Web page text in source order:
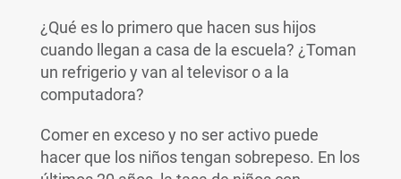
¿Qué es lo primero que hacen sus hijos
cuando llegan a casa de la escuela? ¿Toman
un refrigerio y van al televisor o a la
computadora?
Comer en exceso y no ser activo puede
hacer que los niños tengan sobrepeso. En los